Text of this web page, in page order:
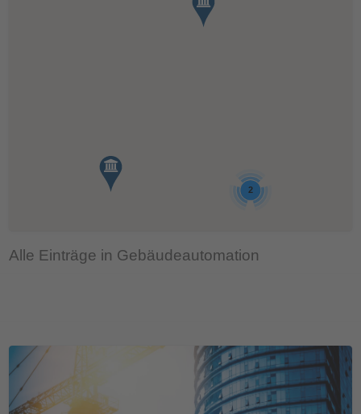
2
Alle Einträge in Gebäudeautomation